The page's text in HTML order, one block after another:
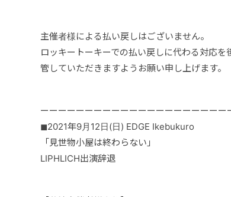
主催者様による払い戻しはございません。
ロッキートーキーでの払い戻しに代わる対応
管していただきますようお願い申し上げます。
ーーーーーーーーーーーーーーーーーーーー
◼︎2021年9月12日(日) EDGE Ikebukuro
「見世物小屋は終わらない」
LIPHLICH出演辞退